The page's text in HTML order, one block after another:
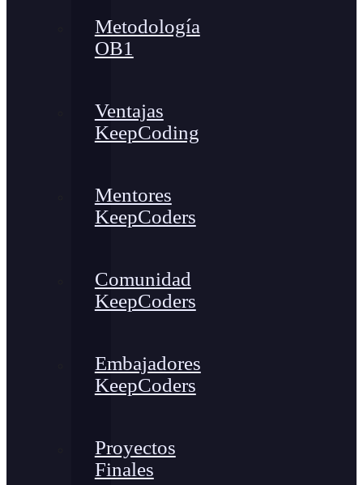
Metodología
OB1
Ventajas
KeepCoding
Mentores
KeepCoders
Comunidad
KeepCoders
Embajadores
KeepCoders
Proyectos
Finales